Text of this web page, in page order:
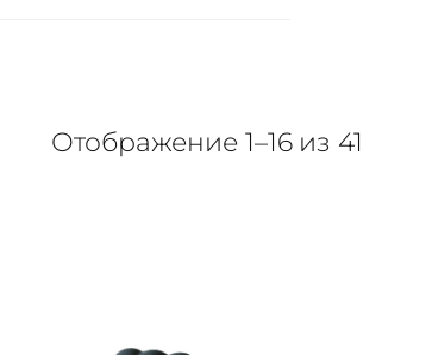
Отображение 1–16 из 41